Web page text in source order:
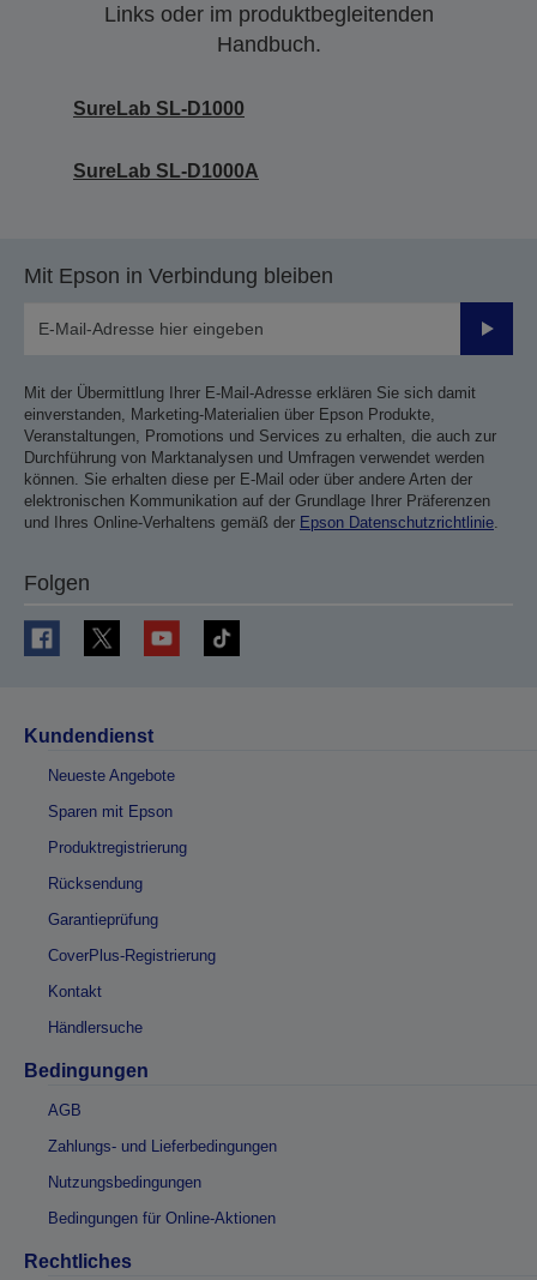
Links oder im produktbegleitenden
Handbuch.
SureLab SL-D1000
SureLab SL-D1000A
Mit Epson in Verbindung bleiben
Mit der Übermittlung Ihrer E-Mail-Adresse erklären Sie sich damit
einverstanden, Marketing-Materialien über Epson Produkte,
Veranstaltungen, Promotions und Services zu erhalten, die auch zur
Durchführung von Marktanalysen und Umfragen verwendet werden
können. Sie erhalten diese per E-Mail oder über andere Arten der
elektronischen Kommunikation auf der Grundlage Ihrer Präferenzen
und Ihres Online-Verhaltens gemäß der Epson Datenschutzrichtlinie
Folgen
Kundendienst
Neueste Angebote
Sparen mit Epson
Produktregistrierung
Rücksendung
Garantieprüfung
CoverPlus-Registrierung
Kontakt
Händlersuche
Bedingungen
AGB
Zahlungs- und Lieferbedingungen
Nutzungsbedingungen
Bedingungen für Online-Aktionen
Rechtliches